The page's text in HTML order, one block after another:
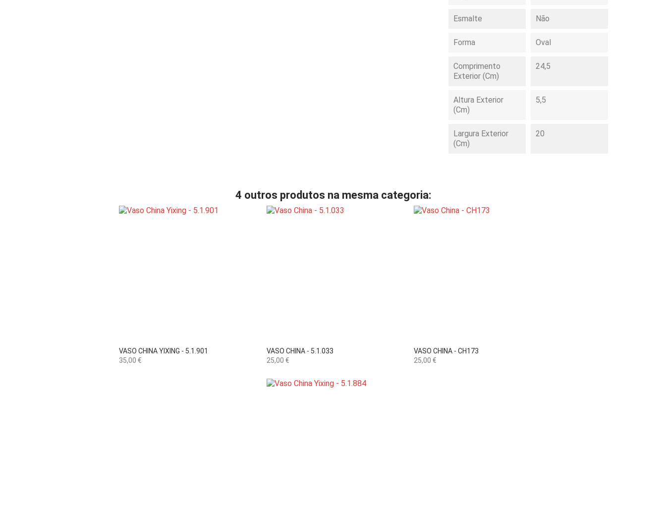
Esmalte Não
Forma Oval
Comprimento
Exterior (cm)
24,5
Altura Exterior
(cm)
5,5
Largura Exterior
(cm)
20
4 outros produtos na mesma categoria:
VASO CHINA YIXING - 5.1.901
Preço
35,00 €
 Vista rápida
VASO CHINA - 5.1.033
Preço
25,00 €
 Vista rápida
VASO CHINA - CH173
Preço
25,00 €
 Vista rápida